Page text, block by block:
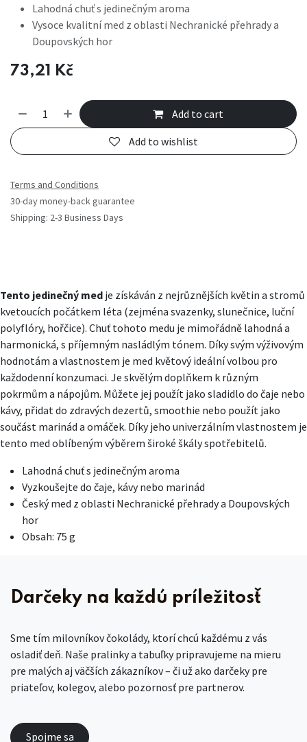
Lahodná chuť s jedinečným aroma
Vysoce kvalitní med z oblasti Nechranické přehrady a
Doupovských hor
73,21 Kč
Add to cart
Add to wishlist
Terms and Conditions
30-day money-back guarantee
Shipping: 2-3 Business Days
Tento jedinečný med je získáván z nejrůznějších květin a stromů
kvetoucích počátkem léta (zejména svazenky, slunečnice, luční
polyflóry, hořčice). Chuť tohoto medu je mimořádně lahodná a
harmonická, s příjemným nasládlým tónem. Díky svým výživovým
hodnotám a vlastnostem je med květový ideální volbou pro
každodenní konzumaci. Je skvělým doplňkem k různým
pokrmům a nápojům. Můžete jej použít jako sladidlo do čaje nebo
kávy, přidat do zdravých dezertů, smoothie nebo použít jako
součást marinád a omáček. Díky jeho univerzálním vlastnostem je
tento med oblíbeným výběrem široké škály spotřebitelů.
Lahodná chuť s jedinečným aroma
Vyzkoušejte do čaje, kávy nebo marinád
Český med z oblasti Nechranické přehrady a Doupovských
hor
Obsah: 75 g
Darčeky na každú príležitosť
Sme tím milovníkov čokolády, ktorí chcú každému z vás
osladiť deň. Naše pralinky a tabuľky pripravujeme na mieru
pre malých aj väčších zákazníkov – či už ako darčeky pre
priateľov, kolegov, alebo pozornosť pre partnerov.
Spojme sa